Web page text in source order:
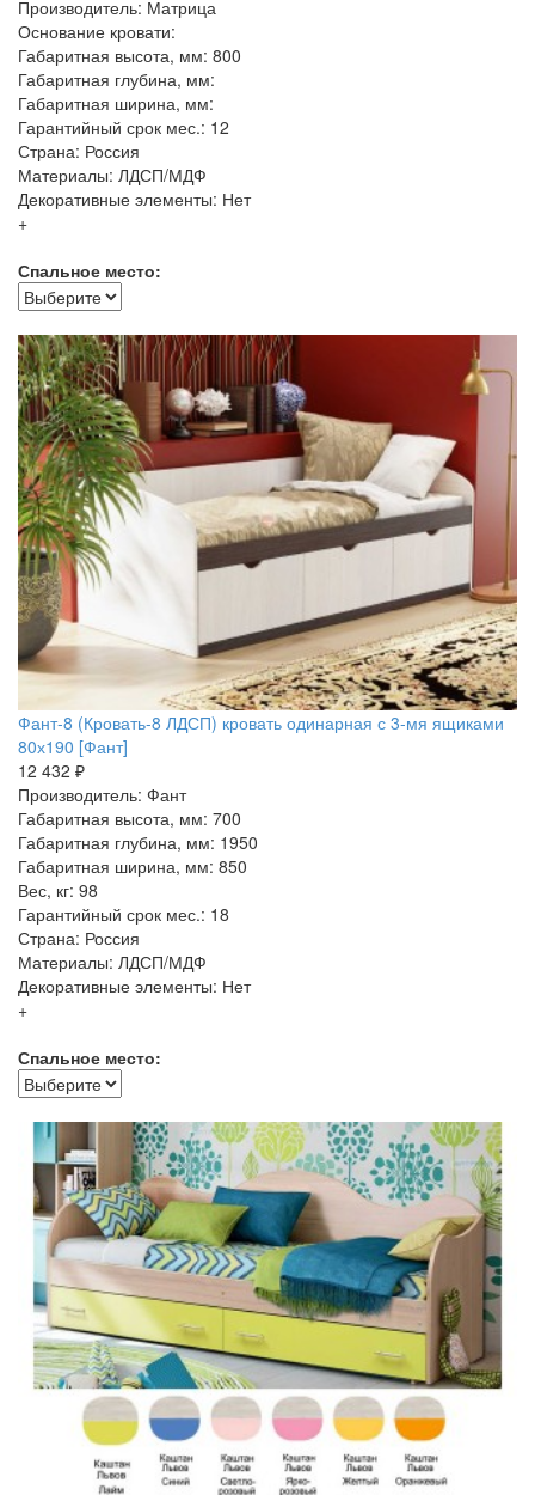
Производитель: Матрица
Основание кровати:
Габаритная высота, мм: 800
Габаритная глубина, мм:
Габаритная ширина, мм:
Гарантийный срок мес.: 12
Страна: Россия
Материалы: ЛДСП/МДФ
Декоративные элементы: Нет
+
Спальное место:
Фант-8 (Кровать-8 ЛДСП) кровать одинарная с 3-мя ящиками
80х190 [Фант]
12 432 ₽
Производитель: Фант
Габаритная высота, мм: 700
Габаритная глубина, мм: 1950
Габаритная ширина, мм: 850
Вес, кг: 98
Гарантийный срок мес.: 18
Страна: Россия
Материалы: ЛДСП/МДФ
Декоративные элементы: Нет
+
Спальное место: